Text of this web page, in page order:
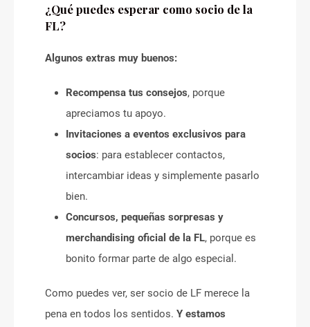
¿Qué puedes esperar como socio de la
FL?
Algunos extras muy buenos:
Recompensa tus consejos, porque
apreciamos tu apoyo.
Invitaciones a eventos exclusivos para
socios: para establecer contactos,
intercambiar ideas y simplemente pasarlo
bien.
Concursos, pequeñas sorpresas y
merchandising oficial de la FL, porque es
bonito formar parte de algo especial.
Como puedes ver, ser socio de LF merece la
pena en todos los sentidos. Y estamos